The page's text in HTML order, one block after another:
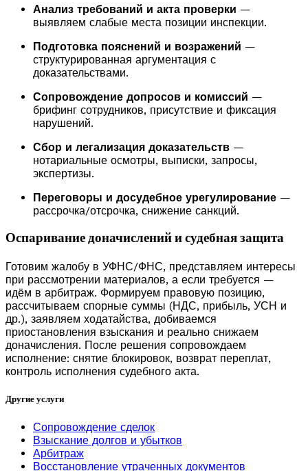
Анализ требований и акта проверки —
выявляем слабые места позиции инспекции.
Подготовка пояснений и возражений —
структурированная аргументация с
доказательствами.
Сопровождение допросов и комиссий —
брифинг сотрудников, присутствие и фиксация
нарушений.
Сбор и легализация доказательств —
нотариальные осмотры, выписки, запросы,
экспертизы.
Переговоры и досудебное урегулирование —
рассрочка/отсрочка, снижение санкций.
Оспаривание доначислений и судебная защита
Готовим жалобу в УФНС/ФНС, представляем интересы
при рассмотрении материалов, а если требуется —
идём в арбитраж. Формируем правовую позицию,
рассчитываем спорные суммы (НДС, прибыль, УСН и
др.), заявляем ходатайства, добиваемся
приостановления взыскания и реально снижаем
доначисления. После решения сопровождаем
исполнение: снятие блокировок, возврат переплат,
контроль исполнения судебного акта.
Другие услуги
Сопровождение сделок
Взыскание долгов и убытков
Арбитраж
Восстановление утраченных документов